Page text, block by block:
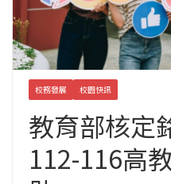
校務發展 校園快訊
教育部核定
112-116高